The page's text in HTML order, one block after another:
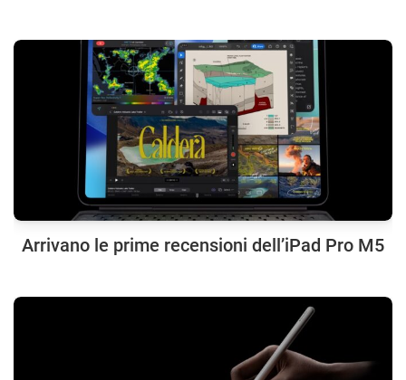
Arrivano le prime recensioni dell’iPad Pro M5